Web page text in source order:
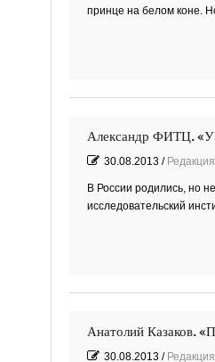
принце на белом коне.
Александр ФИТЦ. «У
30.08.2013/ Редакция
В России родились, но
исследовательский
Анатолий
30.08.2013/ Редакция